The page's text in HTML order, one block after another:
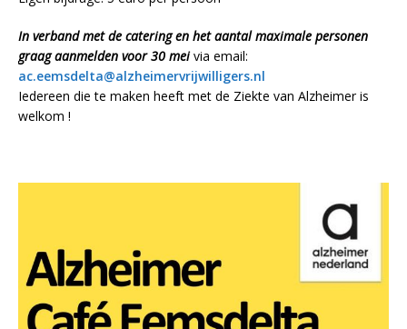
In verband met de catering en het aantal maximale personen
graag aanmelden voor 30 mei via email:
ac.eemsdelta@alzheimervrijwilligers.nl
Iedereen die te maken heeft met de Ziekte van Alzheimer is
welkom !